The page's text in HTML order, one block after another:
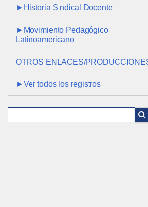
►Historia Sindical Docente
►Movimiento Pedagógico
Latinoamericano
OTROS ENLACES/
►Ver todos los registros